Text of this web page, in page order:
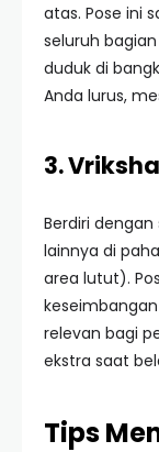
atas. Pose ini
seluruh
duduk di
Anda lurus,
3.
Berdiri
lainnya di
area lutut).
relevan bagi
ekstra saat
Tips